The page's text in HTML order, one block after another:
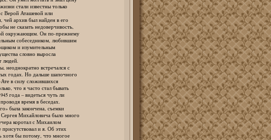
стали известны только
Аташевой или
архив был найден в его
сказать недоверчивость,
окружающим. Он по-прежнему
собеседником, любившим
и изумительным
словно выросла
встречался с
Но дальше шапочного
в силу сложившихся
что я часто стал бывать
– видеться чуть ли
время в беседах.
закончена, съемки
Михайловича было много
коротал с Михаилом
и я. Об этих
бы потому, что многое